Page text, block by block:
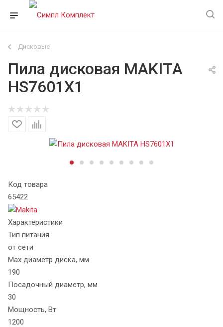
Дисковые
Пила дисковая MAKITA
HS7601X1
Код товара
65422
Характеристики
Тип питания
от сети
Max диаметр диска, мм
190
Посадочный диаметр, мм
30
Мощность, Вт
1200